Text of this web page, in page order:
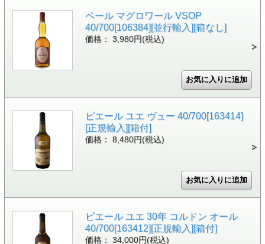
ペール マグロワール VSOP
40/700[106384][並行輸入][箱なし]
価格： 3,980円(税込)
ピエール ユエ ヴュー 40/700[163414]
[正規輸入][箱付]
価格： 8,480円(税込)
ピエール ユエ 30年 コルドン オール
40/700[163412][正規輸入][箱付]
価格： 34,000円(税込)